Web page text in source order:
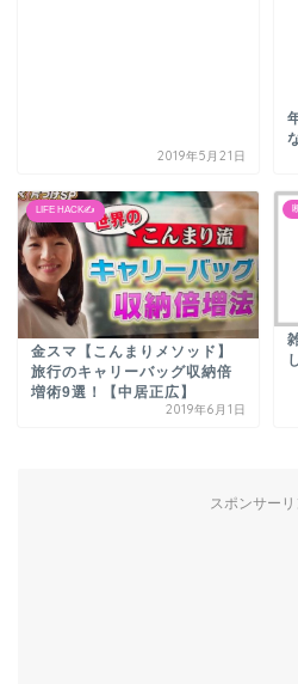
2019年5月21日
LIFE HACK✍️
金スマ【こんまりメソッド】
旅行のキャリーバッグ収納倍
増術9選！【中居正広】
2019年6月1日
スポンサーリ